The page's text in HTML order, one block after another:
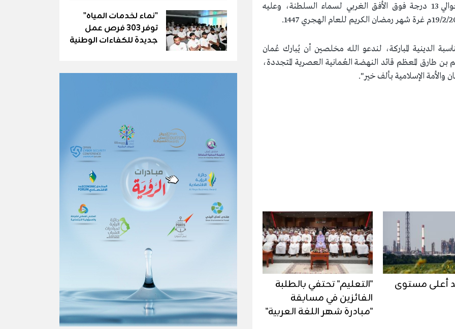
الدول العربية والإسلامية، ويكون على ارتفاع حوالي 13 درجة فوق الأفق الغربي لسماء السلطنة، وعليه
الدينية المباركة، لندعو الله مخلصين أن يُبارك عُمان
طارق المعظم قائد النهضة العُمانية العصرية المتجددة،
والأمة الإسلامية بألف خير".
أعلى مستوى
"التعليم" تحتفي بالطلبة
الفائزين في مسابقة
"مبادرة شهر اللغة العربية"
"نماء لخدمات المياه"
توفر 303 فرص عمل
جديدة للكفاءات الوطنية